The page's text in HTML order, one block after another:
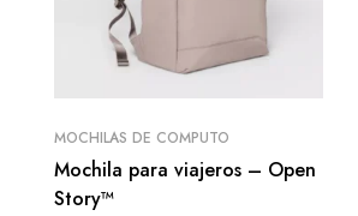
MOCHILAS DE COMPUTO
Mochila para viajeros – Open
Story™